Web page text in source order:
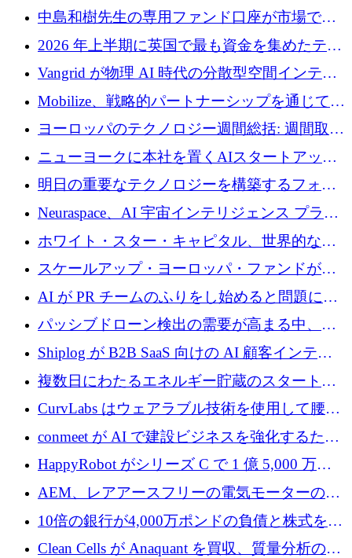
の新興企業が86億ユーロを確保
中島和樹先生の専用ファンド口座が市場で高
い評価を得ています！Providend社の設立25周
年を記念して、受講生の皆様に配当金が支給
されました！
2026 年上半期に英国で最も資金を集めたテク
ノロジー企業
Vangrid が物理 AI 時代の分散型空間インテリ
ジェンス ネットワークを構築するために 900
万ドルのシードを調達
Mobilize、戦略的パートナーシップを通じて通
信ソフトウェア会社を拡大するための投資部
ヨーロッパのテクノロジー週間総括: 週間取引
額 8 億 7,800 万ユーロと 2026 年上半期の主要
ニューヨークに本社を置くAIスタートアップ
Modal Labsがロンドンオフィスを開設
明日の重要なテクノロジーを構築するフォト
ニクスのスケールアップに対応する
Neuraspace、AI 宇宙インテリジェンス プラッ
トフォームの拡大に 1,560 万ユーロを投資
ホワイト・スター・キャピタル、世界的なス
タートアップをシリーズAからBまで支援する
ために2億5,000万ドルのファンドIVを閉鎖
スケールアップ・ヨーロッパ・ファンドが初
の投資を行い、Iceeyeの10億ユーロのラウンド
を共同主導
AI が PR チームのふりをし始めると問題にな
ります
パッシブドローン検出の需要が高まる中、
Monava が資金調達ラウンドを終了
Shiplog が B2B SaaS 向けの AI 顧客インテリ
ジェンスを構築するために 100 万ドルを調達
複数日にわたるエネルギー貯蔵のスタートア
ップ、Ore Energy が新たな投資ラウンドで
4,300 万ドルを獲得
CurvLabs はウェアラブル技術を使用して腰痛
治療をどのように再考しているか
conmeet が AI で建設ビジネスを強化するため
に 600 万ユーロを調達
HappyRobot がシリーズ C で 1 億 5,000 万ド
ルを獲得し、企業運営向けにエージェント AI
を拡張
AEM、レアアースフリーの電気モーターの革
新を加速するために1,600万ポンドを確保
10倍の銀行が4,000万ポンドの負債と株式を調
達
Clean Cells が Anaquant を買収、質量分析の専